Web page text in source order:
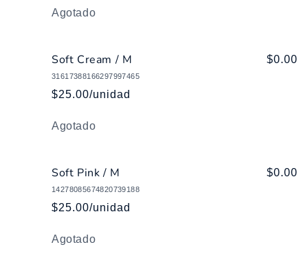
Cantidad
Agotado
Soft Cream / M
31617388166297997465
$25.00/unidad
$0.00
Cantidad
Agotado
Soft Pink / M
14278085674820739188
$25.00/unidad
$0.00
Cantidad
Agotado